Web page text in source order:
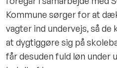
Kommune sørger for at
vagter ind undervejs, så
at dygtiggøre sig på
får desuden fuld løn under